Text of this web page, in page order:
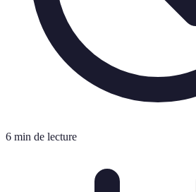
6 min de lecture